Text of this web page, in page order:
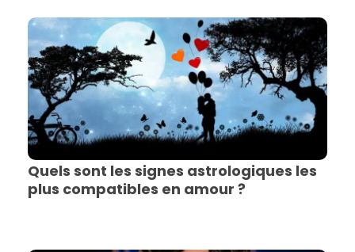
Quels sont les signes astrologiques les
plus compatibles en amour ?